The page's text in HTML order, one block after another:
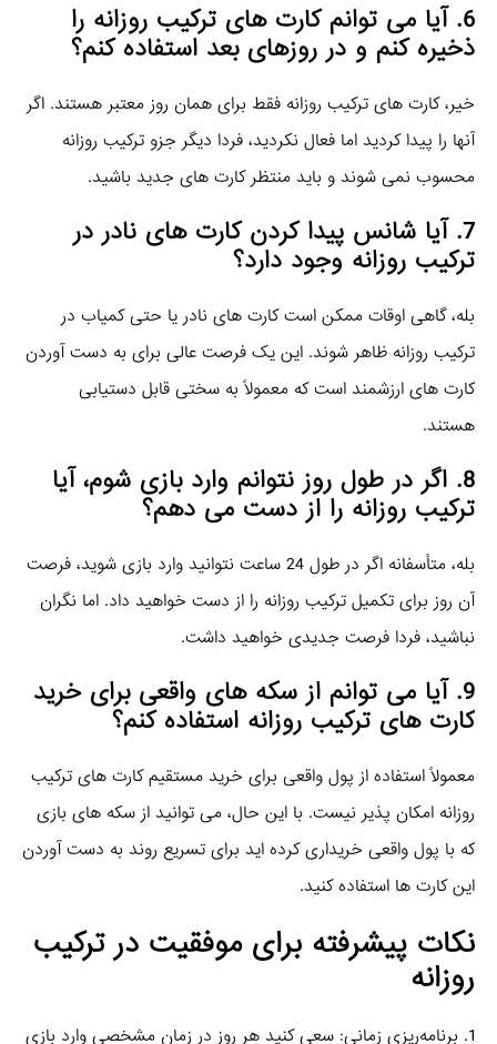
6. آیا می‌ توانم کارت‌ های ترکیب روزانه را
ذخیره کنم و در روزهای بعد استفاده کنم؟
خیر، کارت‌ های ترکیب روزانه فقط برای همان روز معتبر هستند. اگر
آنها را پیدا کردید اما فعال نکردید، فردا دیگر جزو ترکیب روزانه
محسوب نمی‌ شوند و باید منتظر کارت‌ های جدید باشید.
7. آیا شانس پیدا کردن کارت‌ های نادر در
ترکیب روزانه وجود دارد؟
بله، گاهی اوقات ممکن است کارت‌ های نادر یا حتی کمیاب در
ترکیب روزانه ظاهر شوند. این یک فرصت عالی برای به دست آوردن
کارت‌ های ارزشمند است که معمولاً به سختی قابل دستیابی
هستند.
8. اگر در طول روز نتوانم وارد بازی شوم، آیا
ترکیب روزانه را از دست می‌ دهم؟
بله، متأسفانه اگر در طول 24 ساعت نتوانید وارد بازی شوید، فرصت
آن روز برای تکمیل ترکیب روزانه را از دست خواهید داد. اما نگران
نباشید، فردا فرصت جدیدی خواهید داشت.
9. آیا می‌ توانم از سکه‌ های واقعی برای خرید
کارت‌ های ترکیب روزانه استفاده کنم؟
معمولاً استفاده از پول واقعی برای خرید مستقیم کارت‌ های ترکیب
روزانه امکان‌ پذیر نیست. با این حال، می‌ توانید از سکه‌ های بازی
که با پول واقعی خریداری کرده‌ اید برای تسریع روند به دست آوردن
این کارت‌ ها استفاده کنید.
نکات پیشرفته برای موفقیت در ترکیب
روزانه
1. برنامه‌ریزی زمانی: سعی کنید هر روز در زمان مشخصی وارد بازی